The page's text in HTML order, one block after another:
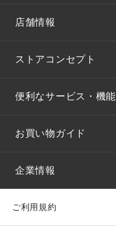
店舗情報
ストアコンセプト
便利なサービス・機能
お買い物ガイド
企業情報
ご利用規約